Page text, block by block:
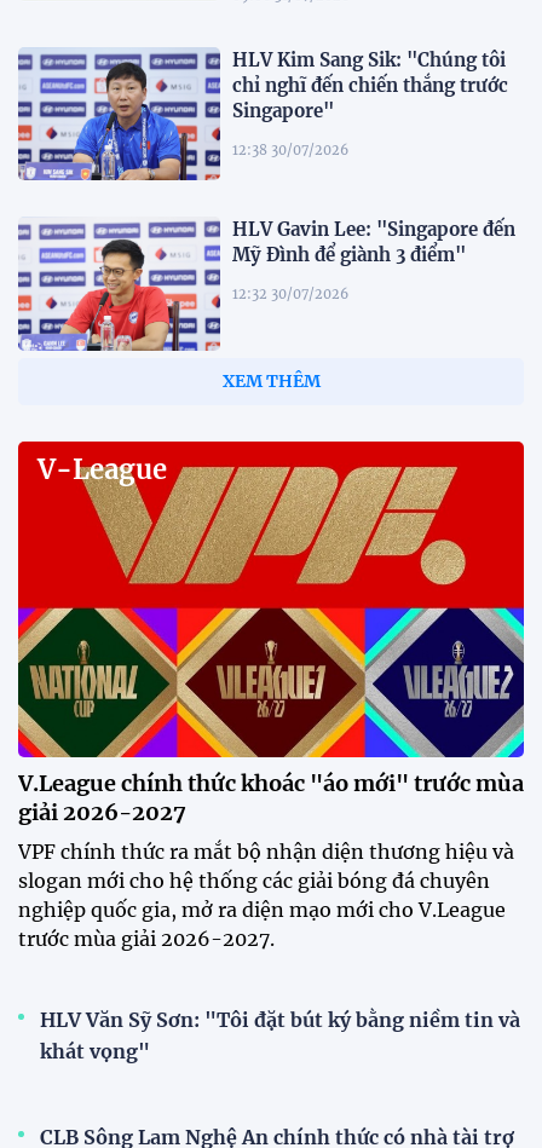
HLV Kim Sang Sik: "Chúng tôi
chỉ nghĩ đến chiến thắng trước
Singapore"
12:38 30/07/2026
HLV Gavin Lee: "Singapore đến
Mỹ Đình để giành 3 điểm"
12:32 30/07/2026
12:20 30/07/2026
Phóng viên Singapore bất ngờ
sao nhập tịch tuyển Việt Nam
20:19 29/07/2026
Đội tuyển Việt Nam chạm trán
Thái Lan tại Division 1 FIFA
ASEAN Cup 2026
Dàn sao U23 Việt Nam hội quân
trong mưa, sẵn sàng cho chiến
2026